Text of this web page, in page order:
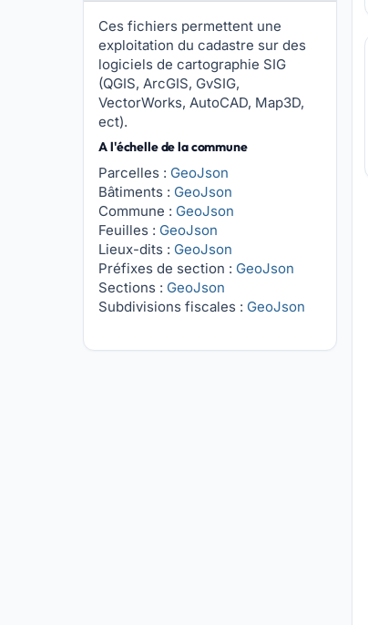
Ces fichiers permettent une
exploitation du cadastre sur des
logiciels de cartographie SIG
(QGIS, ArcGIS, GvSIG,
VectorWorks, AutoCAD, Map3D,
ect).
A l'échelle de la commune
Parcelles : GeoJson
Bâtiments : GeoJson
Commune : GeoJson
Feuilles : GeoJson
Lieux-dits : GeoJson
Préfixes de section : GeoJson
Sections : GeoJson
Subdivisions fiscales : GeoJson